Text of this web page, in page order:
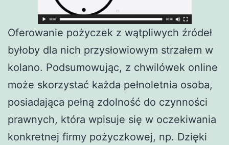
Oferowanie pożyczek z wątpliwych źródeł
byłoby dla nich przysłowiowym strzałem w
kolano. Podsumowując, z chwilówek online
może skorzystać każda pełnoletnia osoba,
posiadająca pełną zdolność do czynności
prawnych, która wpisuje się w oczekiwania
konkretnej firmy pożyczkowej, np. Dzięki